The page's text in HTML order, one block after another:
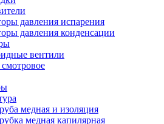
давления испарения
давления конденсации
вентили
медная и изоляция
медная капилярная